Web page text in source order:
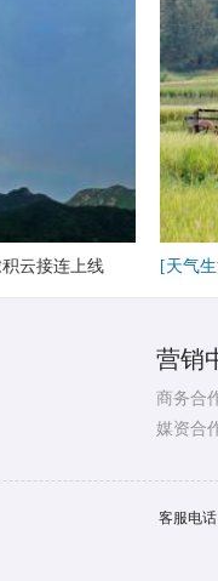
云接连上线 [天气
营销
商务合
媒资合
客服电